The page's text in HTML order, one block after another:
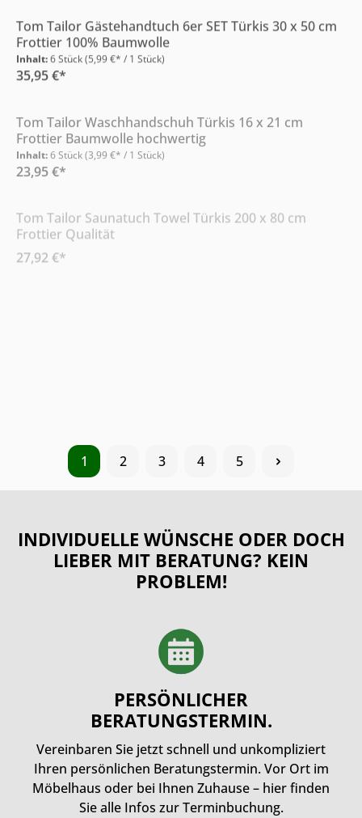
Tom Tailor Gästehandtuch 6er SET Türkis 30 x 50 cm
Frottier 100% Baumwolle
Inhalt: 6 Stück (5,99 €* / 1 Stück)
35,95 €*
Nur Online erhältlich
Tom Tailor Waschhandschuh Türkis 16 x 21 cm
Frottier Baumwolle hochwertig
Inhalt: 6 Stück (3,99 €* / 1 Stück)
23,95 €*
Nur Online erhältlich
Tom Tailor Saunatuch Towel Türkis 200 x 80 cm
Frottier Qualität
27,92 €*
Nur Online erhältlich
1 2 3 4 5
INDIVIDUELLE WÜNSCHE ODER DOCH
LIEBER MIT BERATUNG? KEIN
PROBLEM!
PERSÖNLICHER
BERATUNGSTERMIN.
Vereinbaren Sie jetzt schnell und unkompliziert
Ihren persönlichen Beratungstermin. Vor Ort im
Möbelhaus oder bei Ihnen Zuhause – hier finden
Sie alle Infos zur Terminbuchung.